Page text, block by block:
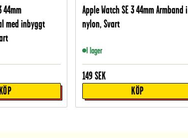
44mm
med inbyggt
KÖP
Apple Watch SE 3 44mm Armband i
nylon, Svart
I lager
149 SEK
KÖP